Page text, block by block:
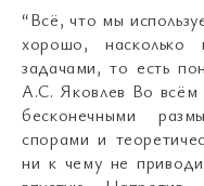
“Всё, что мы
хорошо, насколько
задачами, то есть
А.С. Яковлев Во всём
бесконечными
спорами и
ни к чему не